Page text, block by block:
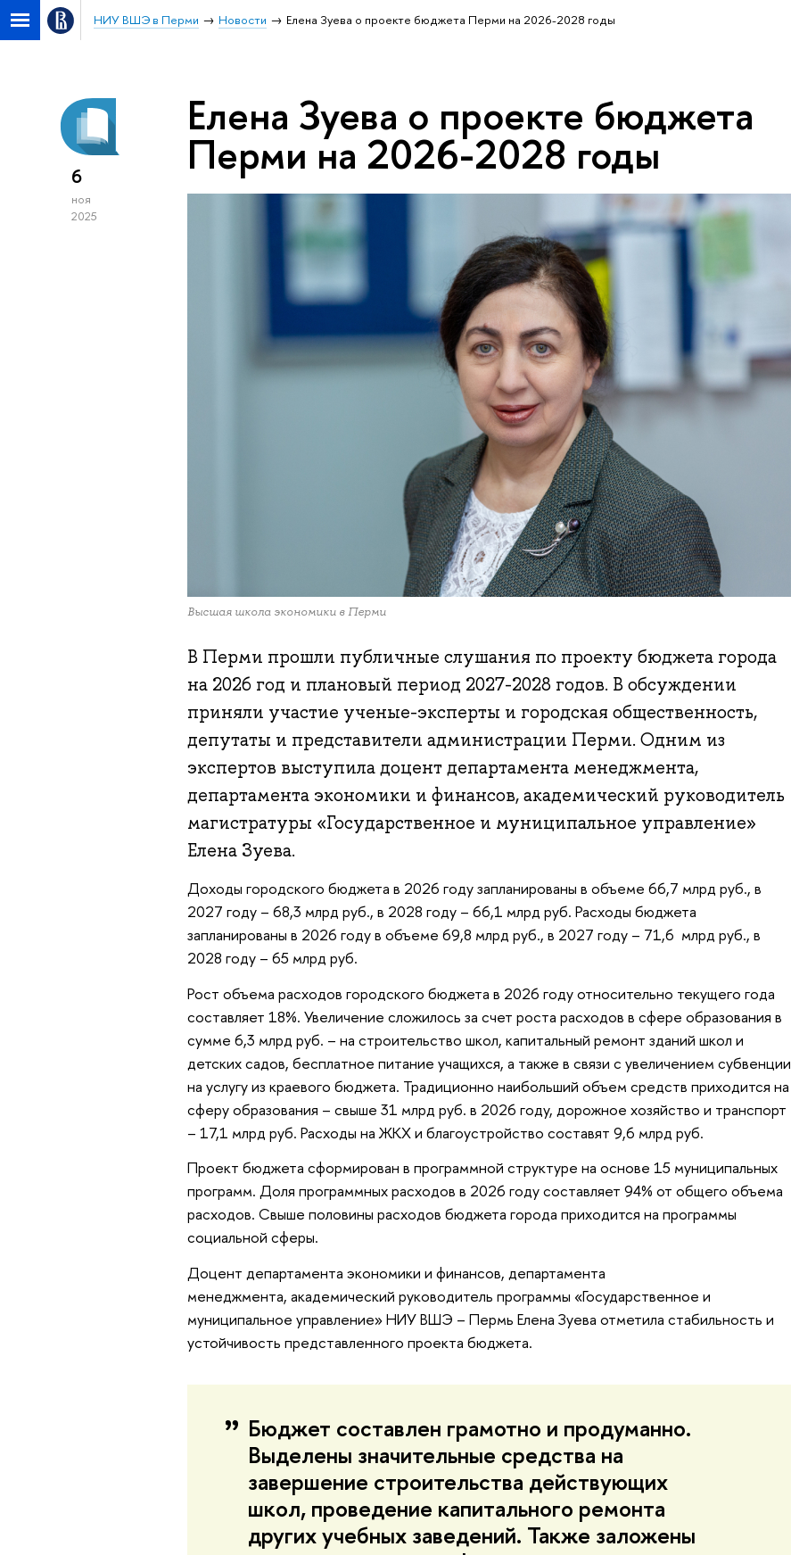
НИУ ВШЭ в Перми Новости Елена Зуева о проекте бюджета Перми на 2026-2028 годы
6
ноя
2025
Елена Зуева о проекте бюджета
Перми на 2026-2028 годы
Высшая школа экономики в Перми
В Перми прошли публичные слушания по проекту бюджета города
на 2026 год и плановый период 2027-2028 годов. В обсуждении
приняли участие ученые-эксперты и городская общественность,
депутаты и представители администрации Перми. Одним из
экспертов выступила доцент департамента менеджмента,
департамента экономики и финансов, академический руководитель
магистратуры «Государственное и муниципальное управление»
Елена Зуева.
Доходы городского бюджета в 2026 году запланированы в объеме 66,7 млрд руб., в
2027 году – 68,3 млрд руб., в 2028 году – 66,1 млрд руб. Расходы бюджета
запланированы в 2026 году в объеме 69,8 млрд руб., в 2027 году – 71,6 млрд руб., в
2028 году – 65 млрд руб.
Рост объема расходов городского бюджета в 2026 году относительно текущего года
составляет 18%. Увеличение сложилось за счет роста расходов в сфере образования в
сумме 6,3 млрд руб. – на строительство школ, капитальный ремонт зданий школ и
детских садов, бесплатное питание учащихся, а также в связи с увеличением субвенции
на услугу из краевого бюджета. Традиционно наибольший объем средств приходится на
сферу образования – свыше 31 млрд руб. в 2026 году, дорожное хозяйство и транспорт
– 17,1 млрд руб. Расходы на ЖКХ и благоустройство составят 9,6 млрд руб.
Проект бюджета сформирован в программной структуре на основе 15 муниципальных
программ. Доля программных расходов в 2026 году составляет 94% от общего объема
расходов. Свыше половины расходов бюджета города приходится на программы
социальной сферы.
Доцент департамента экономики и финансов, департамента
менеджмента, академический руководитель программы «Государственное и
муниципальное управление» НИУ ВШЭ – Пермь Елена Зуева отметила стабильность и
устойчивость представленного проекта бюджета.
Бюджет составлен грамотно и продуманно.
Выделены значительные средства на
завершение строительства действующих
школ, проведение капитального ремонта
других учебных заведений. Также заложены